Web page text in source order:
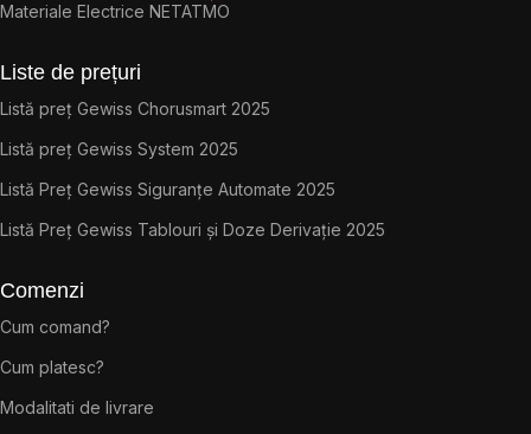
Materiale Electrice NETATMO
Liste de prețuri
Listă preț Gewiss Chorusmart 2025
Listă preț Gewiss System 2025
Listă Preț Gewiss Siguranțe Automate 2025
Listă Preț Gewiss Tablouri și Doze Derivație 2025
Comenzi
Cum comand?
Cum platesc?
Modalitati de livrare